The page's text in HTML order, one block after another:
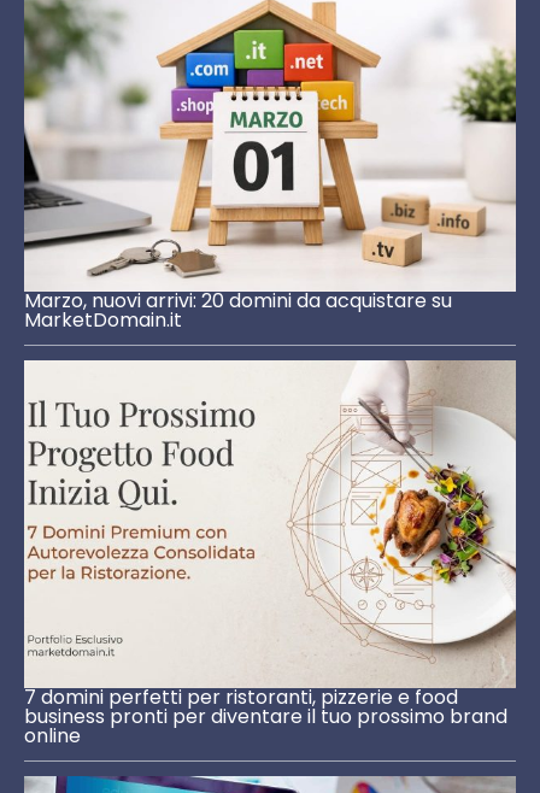
Marzo, nuovi arrivi: 20 domini da acquistare su
MarketDomain.it
7 domini perfetti per ristoranti, pizzerie e food
business pronti per diventare il tuo prossimo brand
online